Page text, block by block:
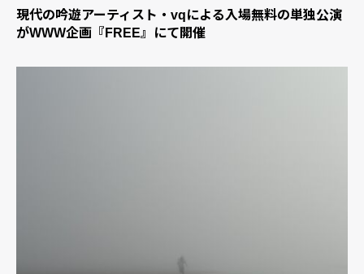
現代の吟遊アーティスト・vqによる入場無料の単独公演
がWWW企画『FREE』にて開催